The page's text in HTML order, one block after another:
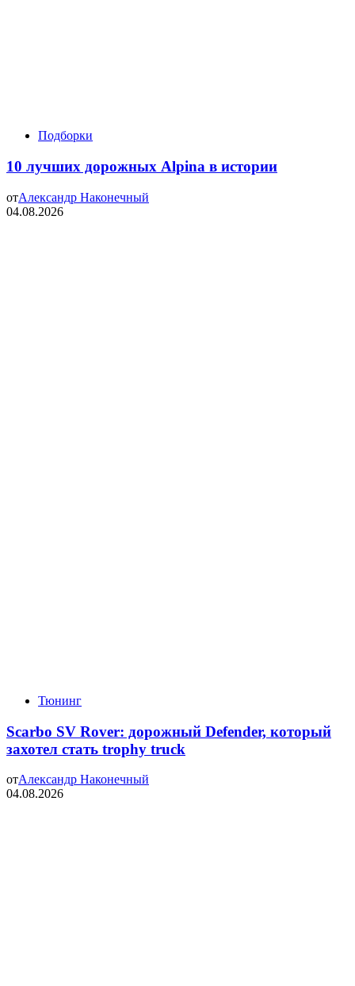
Подборки
10 лучших дорожных Alpina в истории
отАлександр Наконечный
04.08.2026
Тюнинг
Scarbo SV Rover: дорожный Defender, который
захотел стать trophy truck
отАлександр Наконечный
04.08.2026